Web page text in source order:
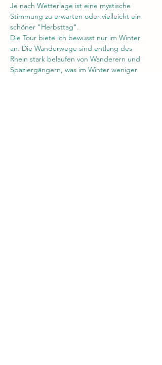
Je nach Wetterlage ist eine mystische
Stimmung zu erwarten oder vielleicht ein
schöner "Herbsttag".
Die Tour biete ich bewusst nur im Winter
an. Die Wanderwege sind entlang des
Rhein stark belaufen von Wanderern und
Spaziergängern, was im Winter weniger